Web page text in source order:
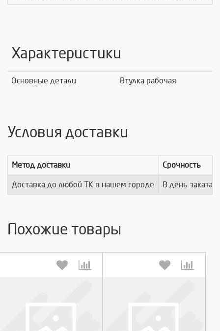
Характеристики
Основные детали Втулка рабочая
Условия доставки
Метод доставки Срочность
Доставка до любой ТК в нашем городе В день заказа
Похожие товары